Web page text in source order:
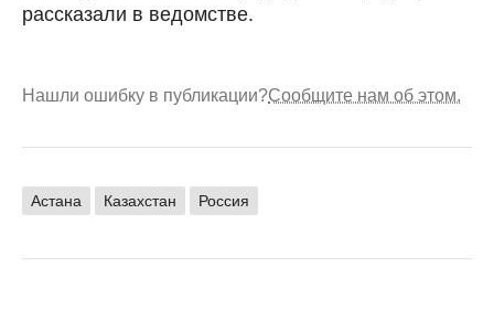
рассказали в ведомстве.
Нашли ошибку в публикации?Сообщите нам об этом.
Астана Казахстан Россия